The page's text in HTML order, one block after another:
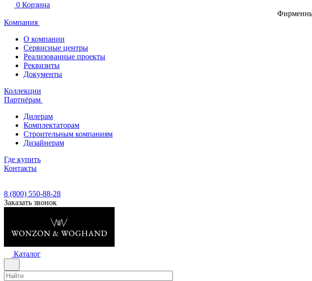
0 Корзина
Компания
О компании
Сервисные центры
Реализованные проекты
Реквизиты
Документы
Коллекции
Партнёрам
Дилерам
Комплектаторам
Строительным компаниям
Дизайнерам
Где купить
Контакты
8 (800) 550-88-28
Заказать звонок
Каталог